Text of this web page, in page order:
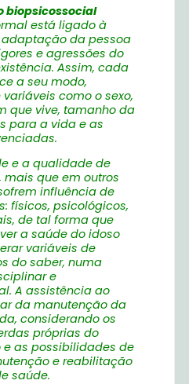
biopsicossocial
está ligado à
da pessoa
e agressões do
Assim, cada
a seu modo,
como o sexo,
que vive, tamanho da
para a vida e as
e a qualidade de
mais que em outros
influência de
físicos, psicológicos,
de tal forma que
a saúde do idoso
variáveis de
do saber, numa
e
A assistência ao
da manutenção da
considerando os
próprias do
e as possibilidades de
e reabilitação
saúde.